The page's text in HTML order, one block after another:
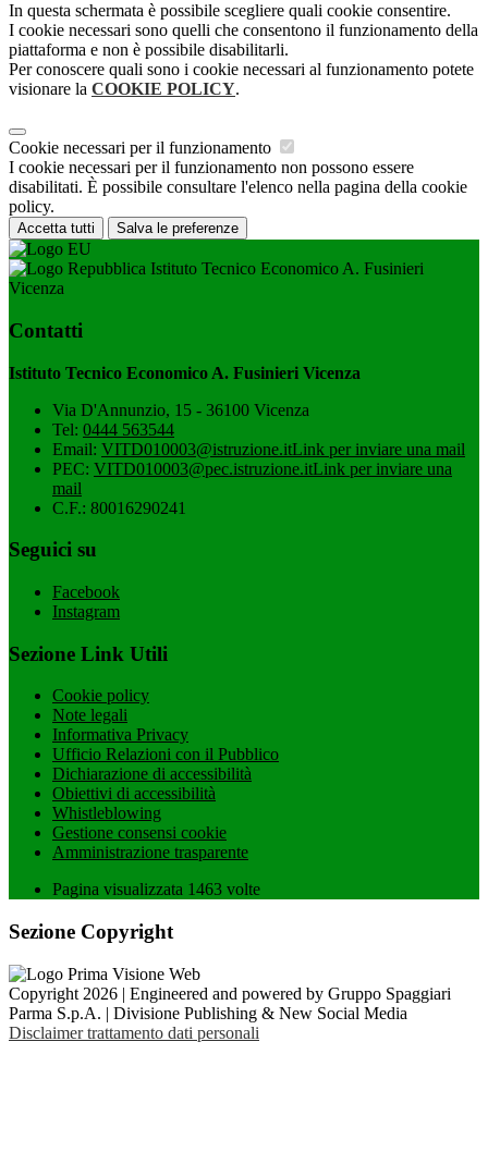
In questa schermata è possibile scegliere quali cookie consentire.
I cookie necessari sono quelli che consentono il funzionamento della
piattaforma e non è possibile disabilitarli.
Per conoscere quali sono i cookie necessari al funzionamento potete
visionare la COOKIE POLICY.
Cookie necessari per il funzionamento
I cookie necessari per il funzionamento non possono essere
disabilitati. È possibile consultare l'elenco nella pagina della cookie
policy.
Accetta tutti Salva le preferenze
Istituto Tecnico Economico A. Fusinieri
Vicenza
Contatti
Istituto Tecnico Economico A. Fusinieri Vicenza
Via D'Annunzio, 15 - 36100 Vicenza
Tel: 0444 563544
Email: VITD010003@istruzione.itLink per inviare una mail
PEC: VITD010003@pec.istruzione.itLink per inviare una
mail
C.F.: 80016290241
Seguici su
Facebook
Instagram
Sezione Link Utili
Cookie policy
Note legali
Informativa Privacy
Ufficio Relazioni con il Pubblico
Dichiarazione di accessibilità
Obiettivi di accessibilità
Whistleblowing
Gestione consensi cookie
Amministrazione trasparente
Pagina visualizzata 1463 volte
Sezione Copyright
Copyright 2026 | Engineered and powered by Gruppo Spaggiari
Parma S.p.A. | Divisione Publishing & New Social Media
Disclaimer trattamento dati personali